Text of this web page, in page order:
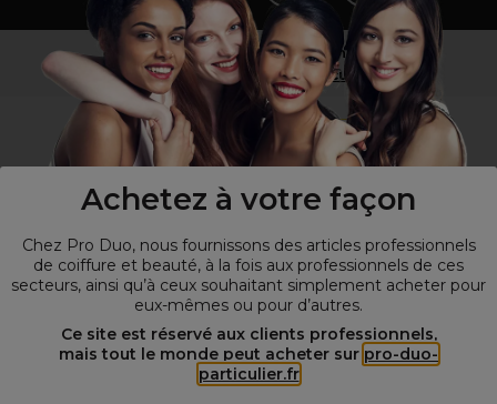
Achetez à votre façon
Chez Pro Duo, nous fournissons des articles professionnels
de coiffure et beauté, à la fois aux professionnels de ces
secteurs, ainsi qu’à ceux souhaitant simplement acheter pour
eux-mêmes ou pour d’autres.
Ce site est réservé aux clients professionnels,
mais tout le monde peut acheter sur pro-duo-
particulier.fr
Vous n’êtes pas un professionnel ?
Visitez notre site pour les particuliers!
Spécialiste de la coiffure et de la beauté, nous vous proposons une
large sélection de produits professionnels pour la coiffure et